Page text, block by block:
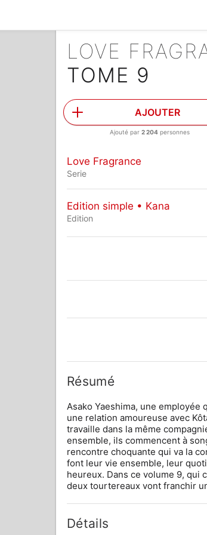
LOVE
TOME 9
AJOUTER
Ajouté par2 204 personnes
Love Fragrance
Serie
Edition simple • Kana
Edition
Résumé
Asako Yaeshima, une
une relation amoureuse avec
travaille dans la même
ensemble, ils commencent à
rencontre choquante qui va la
font leur vie ensemble, leur
heureux. Dans ce volume 9, qui
deux tourtereaux vont franchir
Détails